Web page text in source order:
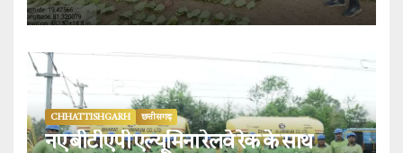
लाभ.
CHHATTISHGARH छत्तीसगढ़
नए बीटीएपी एल्यूमिना रेलवे रेक के साथ